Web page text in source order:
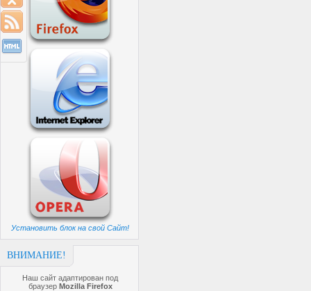
Установить блок на свой Сайт!
ВНИМАНИЕ!
Наш сайт адаптирован под
браузер Mozilla Firefox